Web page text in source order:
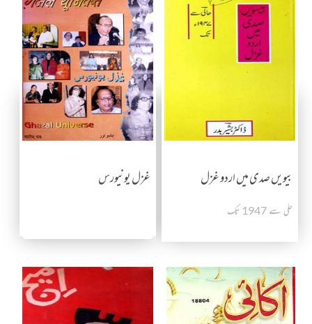
بیویں صدی میں اردو غزل
حلی سے 1947 تک
غزل یونیورس